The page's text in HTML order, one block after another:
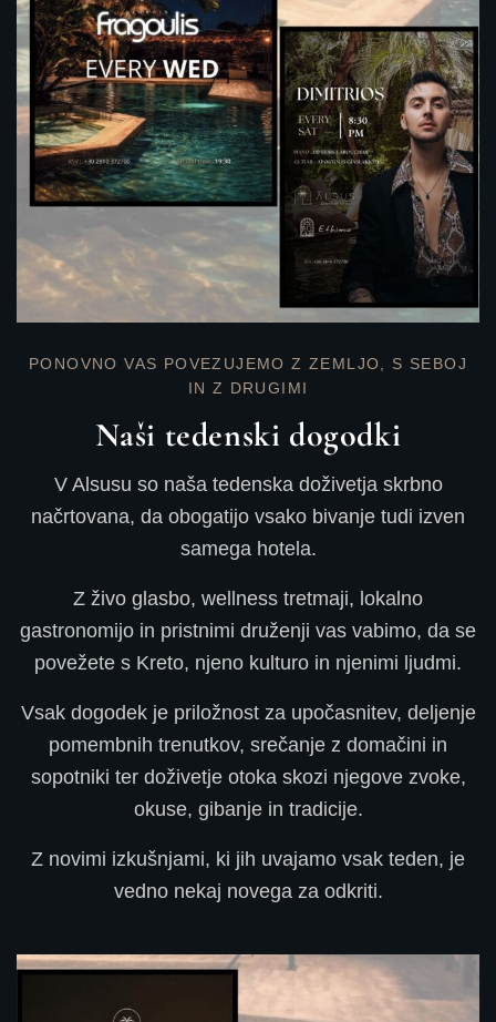
PONOVNO VAS POVEZUJEMO Z ZEMLJO, S SEBOJ
IN Z DRUGIMI
Naši tedenski dogodki
V Alsusu so naša tedenska doživetja skrbno
načrtovana, da obogatijo vsako bivanje tudi izven
samega hotela.
Z živo glasbo, wellness tretmaji, lokalno
gastronomijo in pristnimi druženji vas vabimo, da se
povežete s Kreto, njeno kulturo in njenimi ljudmi.
Vsak dogodek je priložnost za upočasnitev, deljenje
pomembnih trenutkov, srečanje z domačini in
sopotniki ter doživetje otoka skozi njegove zvoke,
okuse, gibanje in tradicije.
Z novimi izkušnjami, ki jih uvajamo vsak teden, je
vedno nekaj novega za odkriti.